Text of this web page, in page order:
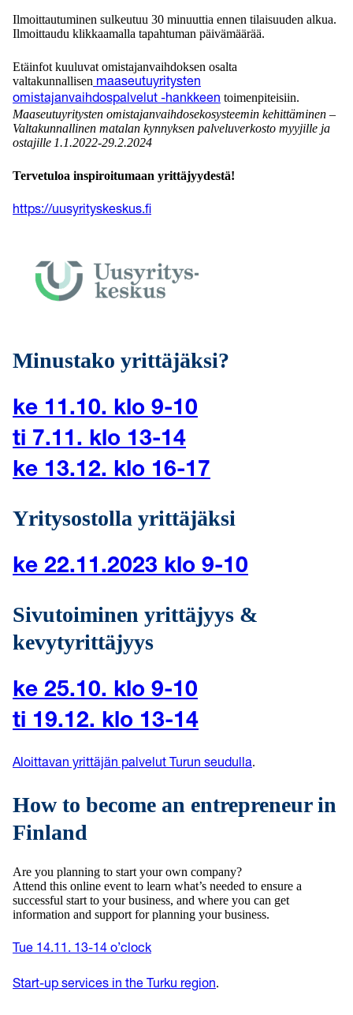
Ilmoittautuminen sulkeutuu 30 minuuttia ennen tilaisuuden alkua.
Ilmoittaudu klikkaamalla tapahtuman päivämäärää.
Etäinfot kuuluvat omistajanvaihdoksen osalta
valtakunnallisen maaseutuyritysten
omistajanvaihdospalvelut -hankkeen toimenpiteisiin.
Maaseutuyritysten omistajanvaihdosekosysteemin kehittäminen –
Valtakunnallinen matalan kynnyksen palveluverkosto myyjille ja
ostajille 1.1.2022-29.2.2024
Tervetuloa inspiroitumaan yrittäjyydestä!
https://uusyrityskeskus.fi
Minustako yrittäjäksi?
ke 11.10. klo 9-10
ti 7.11. klo 13-14
ke 13.12. klo 16-17
Yritysostolla yrittäjäksi
ke 22.11.2023 klo 9-10
Sivutoiminen yrittäjyys &
kevytyrittäjyys
ke 25.10. klo 9-10
ti 19.12. klo 13-14
Aloittavan yrittäjän palvelut Turun seudulla.
How to become an entrepreneur in
Finland
Are you planning to start your own company?
Attend this online event to learn what’s needed to ensure a
successful start to your business, and where you can get
information and support for planning your business.
Tue 14.11. 13-14 o’clock
Start-up services in the Turku region.